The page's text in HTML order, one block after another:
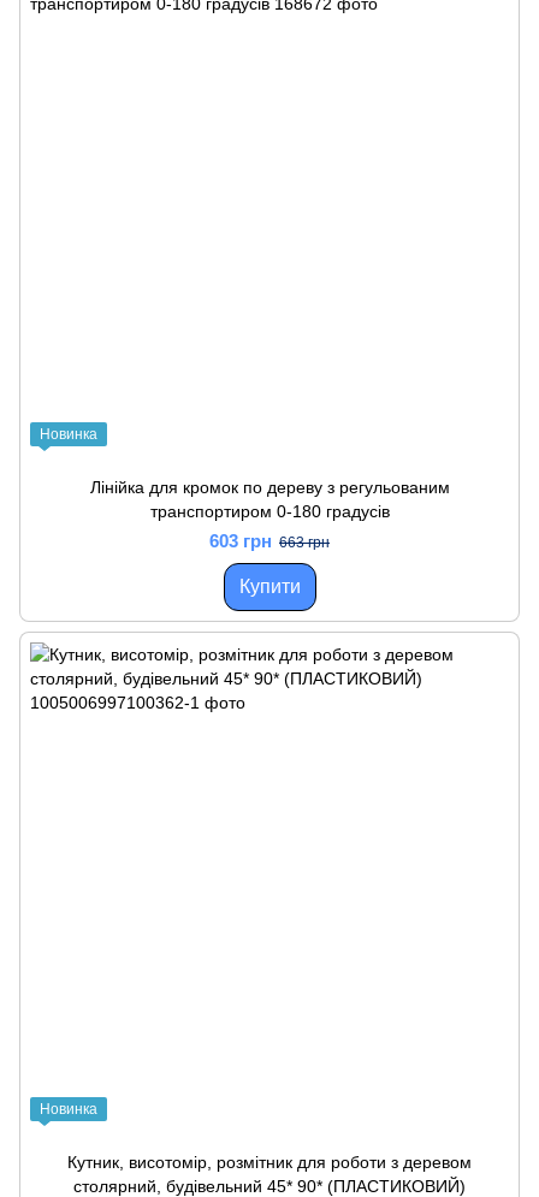
Новинка
Лінійка для кромок по дереву з регульованим
транспортиром 0-180 градусів
603 грн 663 грн
Купити
Новинка
Кутник, висотомір, розмітник для роботи з деревом
столярний, будівельний 45* 90* (ПЛАСТИКОВИЙ)